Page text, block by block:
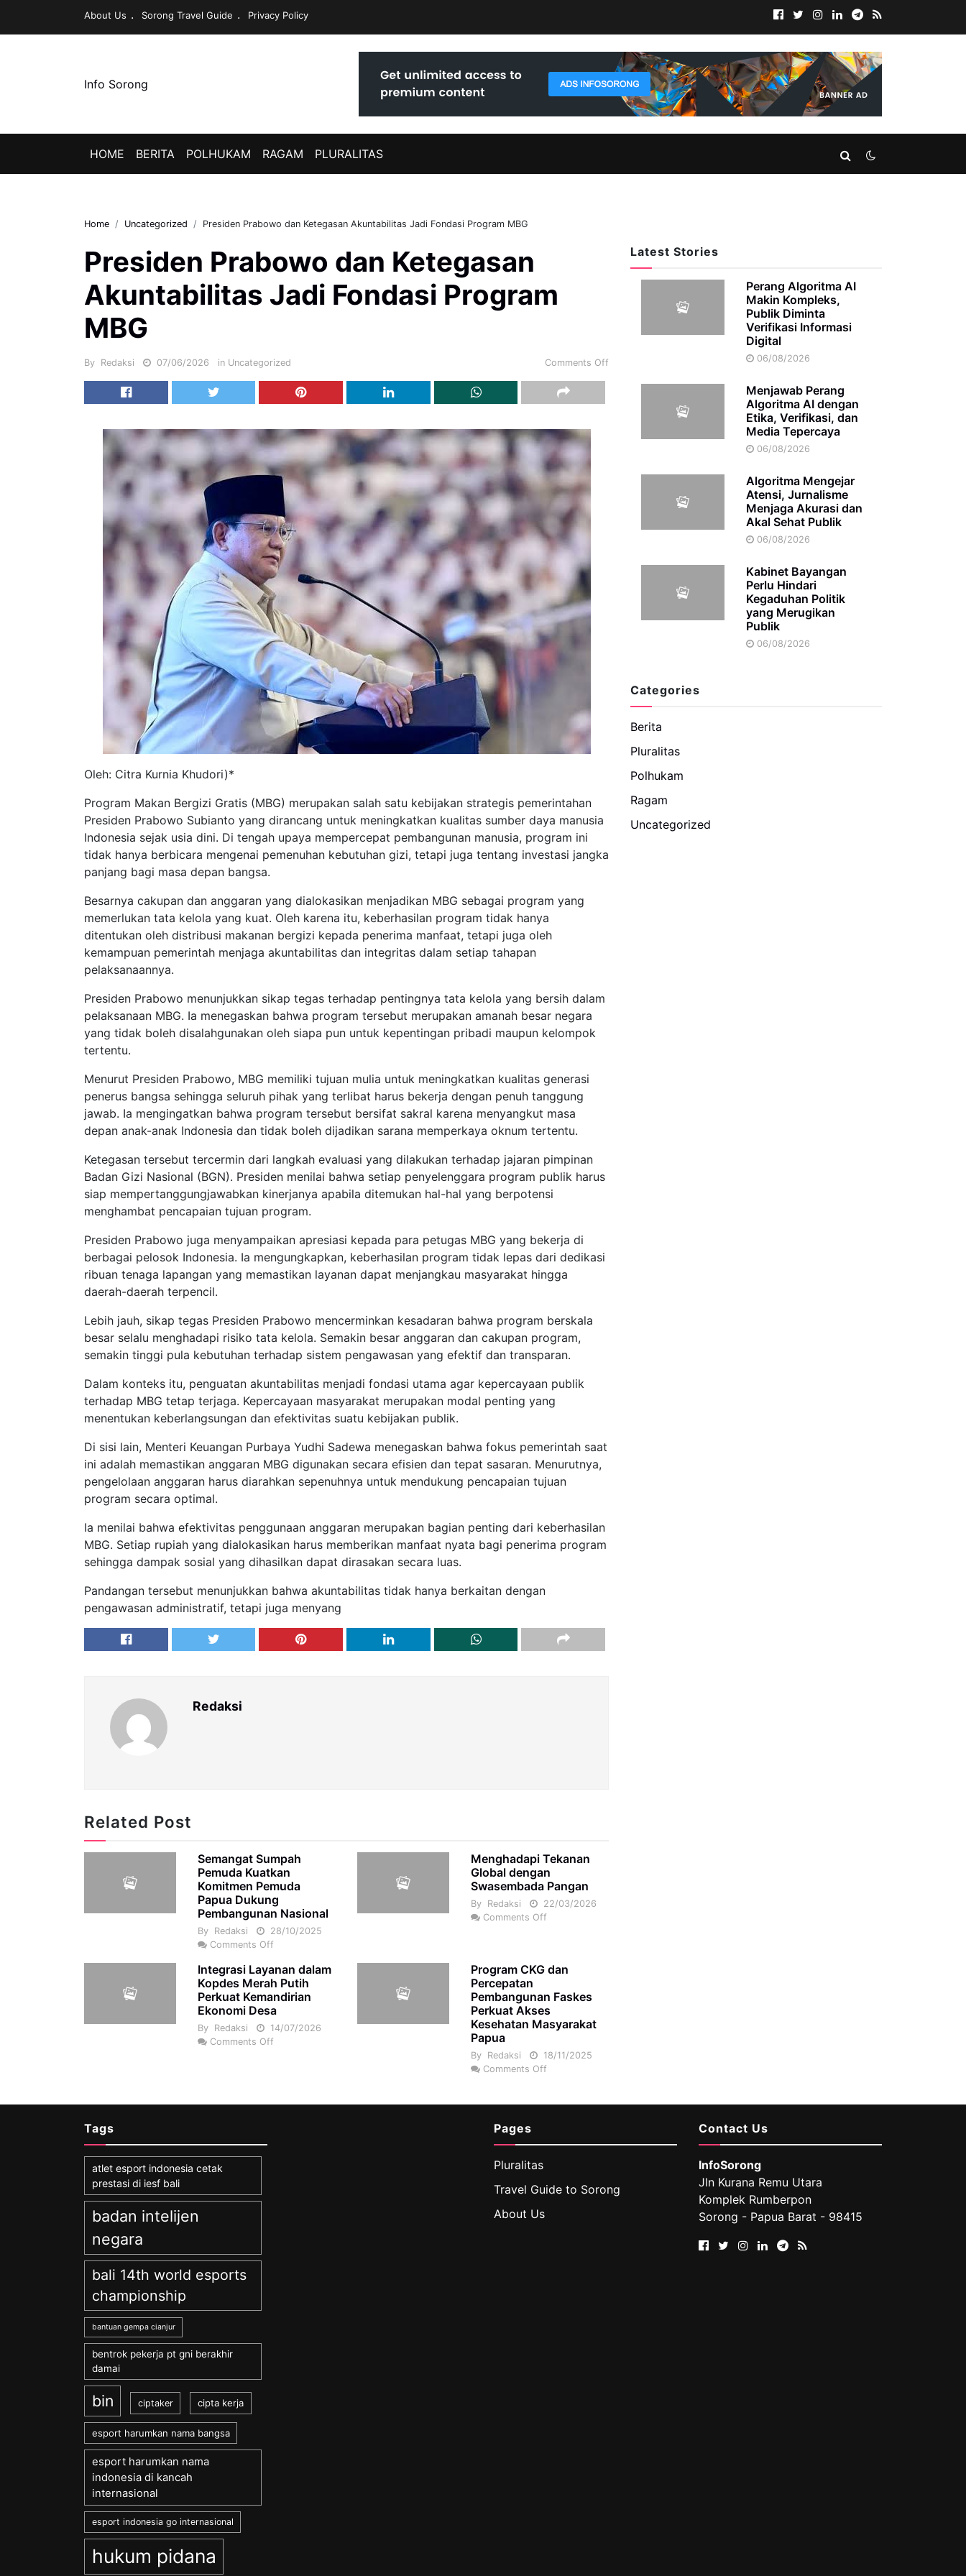
About Us Sorong Travel Guide Privacy Policy
Info Sorong
HOME BERITA POLHUKAM RAGAM PLURALITAS
Home Uncategorized Presiden Prabowo dan Ketegasan Akuntabilitas Jadi Fondasi Program MBG
Presiden Prabowo dan Ketegasan
Akuntabilitas Jadi Fondasi Program
MBG
By Redaksi 07/06/2026 in Uncategorized Comments Off
Oleh: Citra Kurnia Khudori)*
Program Makan Bergizi Gratis (MBG) merupakan salah satu kebijakan strategis pemerintahan
Presiden Prabowo Subianto yang dirancang untuk meningkatkan kualitas sumber daya manusia
Indonesia sejak usia dini. Di tengah upaya mempercepat pembangunan manusia, program ini
tidak hanya berbicara mengenai pemenuhan kebutuhan gizi, tetapi juga tentang investasi jangka
panjang bagi masa depan bangsa.
Besarnya cakupan dan anggaran yang dialokasikan menjadikan MBG sebagai program yang
memerlukan tata kelola yang kuat. Oleh karena itu, keberhasilan program tidak hanya
ditentukan oleh distribusi makanan bergizi kepada penerima manfaat, tetapi juga oleh
kemampuan pemerintah menjaga akuntabilitas dan integritas dalam setiap tahapan
pelaksanaannya.
Presiden Prabowo menunjukkan sikap tegas terhadap pentingnya tata kelola yang bersih dalam
pelaksanaan MBG. Ia menegaskan bahwa program tersebut merupakan amanah besar negara
yang tidak boleh disalahgunakan oleh siapa pun untuk kepentingan pribadi maupun kelompok
tertentu.
Menurut Presiden Prabowo, MBG memiliki tujuan mulia untuk meningkatkan kualitas generasi
penerus bangsa sehingga seluruh pihak yang terlibat harus bekerja dengan penuh tanggung
jawab. Ia mengingatkan bahwa program tersebut bersifat sakral karena menyangkut masa
depan anak-anak Indonesia dan tidak boleh dijadikan sarana memperkaya oknum tertentu.
Ketegasan tersebut tercermin dari langkah evaluasi yang dilakukan terhadap jajaran pimpinan
Badan Gizi Nasional (BGN). Presiden menilai bahwa setiap penyelenggara program publik harus
siap mempertanggungjawabkan kinerjanya apabila ditemukan hal-hal yang berpotensi
menghambat pencapaian tujuan program.
Presiden Prabowo juga menyampaikan apresiasi kepada para petugas MBG yang bekerja di
berbagai pelosok Indonesia. Ia mengungkapkan, keberhasilan program tidak lepas dari dedikasi
ribuan tenaga lapangan yang memastikan layanan dapat menjangkau masyarakat hingga
daerah-daerah terpencil.
Lebih jauh, sikap tegas Presiden Prabowo mencerminkan kesadaran bahwa program berskala
besar selalu menghadapi risiko tata kelola. Semakin besar anggaran dan cakupan program,
semakin tinggi pula kebutuhan terhadap sistem pengawasan yang efektif dan transparan.
Dalam konteks itu, penguatan akuntabilitas menjadi fondasi utama agar kepercayaan publik
terhadap MBG tetap terjaga. Kepercayaan masyarakat merupakan modal penting yang
menentukan keberlangsungan dan efektivitas suatu kebijakan publik.
Di sisi lain, Menteri Keuangan Purbaya Yudhi Sadewa menegaskan bahwa fokus pemerintah saat
ini adalah memastikan anggaran MBG digunakan secara efisien dan tepat sasaran. Menurutnya,
pengelolaan anggaran harus diarahkan sepenuhnya untuk mendukung pencapaian tujuan
program secara optimal.
Ia menilai bahwa efektivitas penggunaan anggaran merupakan bagian penting dari keberhasilan
MBG. Setiap rupiah yang dialokasikan harus memberikan manfaat nyata bagi penerima program
sehingga dampak sosial yang dihasilkan dapat dirasakan secara luas.
Pandangan tersebut menunjukkan bahwa akuntabilitas tidak hanya berkaitan dengan
pengawasan administratif, tetapi juga menyang
Redaksi
Related Post
Semangat Sumpah
Pemuda Kuatkan
Komitmen Pemuda
Papua Dukung
Pembangunan Nasional
By Redaksi
28/10/2025
Comments Off
Menghadapi Tekanan
Global dengan
Swasembada Pangan
By Redaksi
22/03/2026
Comments Off
Integrasi Layanan dalam
Kopdes Merah Putih
Perkuat Kemandirian
Ekonomi Desa
By Redaksi
14/07/2026
Comments Off
Program CKG dan
Percepatan
Pembangunan Faskes
Perkuat Akses
Kesehatan Masyarakat
Papua
By Redaksi
18/11/2025
Comments Off
Latest Stories
Perang Algoritma AI
Makin Kompleks,
Publik Diminta
Verifikasi Informasi
Digital
06/08/2026
Menjawab Perang
Algoritma AI dengan
Etika, Verifikasi, dan
Media Tepercaya
06/08/2026
Algoritma Mengejar
Atensi, Jurnalisme
Menjaga Akurasi dan
Akal Sehat Publik
06/08/2026
Kabinet Bayangan
Perlu Hindari
Kegaduhan Politik
yang Merugikan
Publik
06/08/2026
Categories
Berita
Pluralitas
Polhukam
Ragam
Uncategorized
Tags
atlet esport indonesia cetak
prestasi di iesf bali
badan intelijen
negara
bali 14th world esports
championship
bantuan gempa cianjur
bentrok pekerja pt gni berakhir
damai
bin ciptaker cipta kerja
esport harumkan nama bangsa
esport harumkan nama
indonesia di kancah
internasional
esport indonesia go internasional
hukum pidana
Pages
Pluralitas
Travel Guide to Sorong
About Us
Contact Us
InfoSorong
Jln Kurana Remu Utara
Komplek Rumberpon
Sorong - Papua Barat - 98415